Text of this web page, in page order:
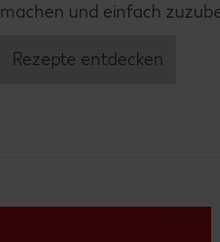
machen und einfach
Rezepte entdecken